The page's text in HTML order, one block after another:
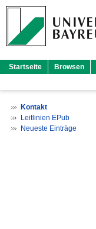
Startseite Browsen
Kontakt
Leitlinien EPub
Neueste Einträge